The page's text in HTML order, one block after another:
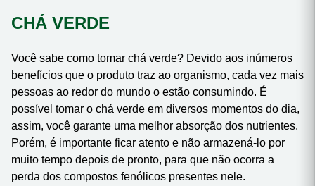
Atalhos do teclado
Conteúdo alt + 1
Pesquisar alt + 3
Carrinho 4
Rodapé alt + 5
Você sabe como tomar chá verde? Devido aos inúmeros
benefícios que o produto traz ao organismo, cada vez mais
pessoas ao redor do mundo o estão consumindo. É
possível tomar o chá verde em diversos momentos do dia,
assim, você garante uma melhor absorção dos nutrientes.
Porém, é importante ficar atento e não armazená-lo por
muito tempo depois de pronto, para que não ocorra a
perda dos compostos fenólicos presentes nele.
CHÁ VERDE